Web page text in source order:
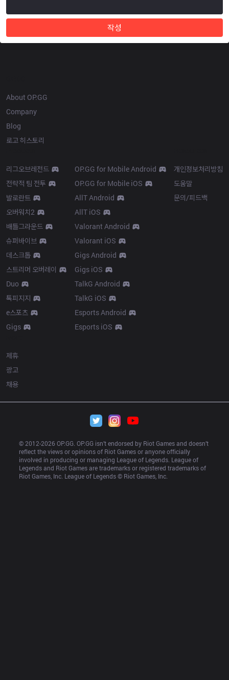
작성
About OP.GG
Company
Blog
로고 히스토리
리그오브레전드
전략적 팀 전투
발로란트
오버워치2
배틀그라운드
슈퍼바이브
데스크톱
스트리머 오버레이
Duo
톡피지지
e스포츠
Gigs
OP.GG for Mobile Android
OP.GG for Mobile iOS
AllT Android
AllT iOS
Valorant Android
Valorant iOS
Gigs Android
Gigs iOS
TalkG Android
TalkG iOS
Esports Android
Esports iOS
개인정보처리방침
도움말
문의/피드백
제휴
광고
채용
© 2012-2026 OP.GG. OP.GG isn’t endorsed by Riot Games and doesn’t
reflect the views or opinions of Riot Games or anyone officially
involved in producing or managing League of Legends. League of
Legends and Riot Games are trademarks or registered trademarks of
Riot Games, Inc. League of Legends © Riot Games, Inc.